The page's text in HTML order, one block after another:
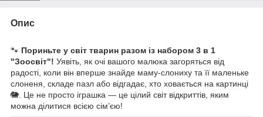
Опис
🐾 Пориньте у світ тварин разом із набором 3 в 1
"Зоосвіт"! Уявіть, як очі вашого малюка загоряться від
радості, коли він вперше знайде маму-слониху та її маленьке
слоненя, складе пазл або відгадає, хто ховається на картинці
🐘. Це не просто іграшка — це цілий світ відкриттів, яким
можна ділитися всією сім’єю!